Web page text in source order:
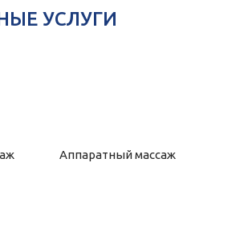
УСЛУГИ
Аппаратный массаж